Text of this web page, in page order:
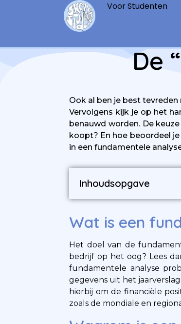
Voor Studenten
De
Ook al ben je best
Vervolgens kijk je op het
benauwd worden. De
koopt? En hoe beoordeel
in een fundamentele
Inhoudsopgave
Wat is een
Het doel van de
bedrijf op het oog? Lees
fundamentele analyse
gegevens uit het
hierbij om de financiële
zoals de mondiale en